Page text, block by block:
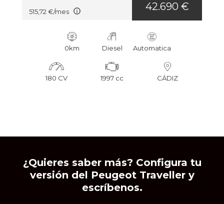
515,72 €/mes 42.690 €
0km Diesel Automatica
180 CV 1997 cc CÁDIZ
¿Quieres saber más? Configura tu
versión del Peugeot Traveller y
escríbenos.